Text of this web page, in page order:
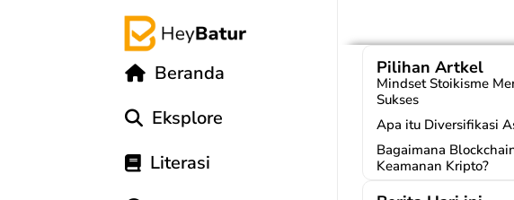
Beranda
Eksplore
Literasi
Pilihan Artkel
Mindset Stoikisme
Sukses
Apa itu Diversifikasi
Bagaimana
Keamanan Kripto?